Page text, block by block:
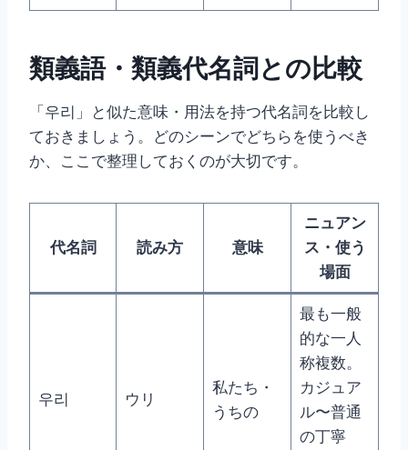
類義語・類義代名詞との比較
「우리」と似た意味・用法を持つ代名詞を比較し
ておきましょう。どのシーンでどちらを使うべき
か、ここで整理しておくのが大切です。
代名詞 読み方 意味
ニュアン
ス・使う
場面
우리 ウリ
私たち・
うちの
最も一般
的な一人
称複数。
カジュア
ル〜普通
の丁寧